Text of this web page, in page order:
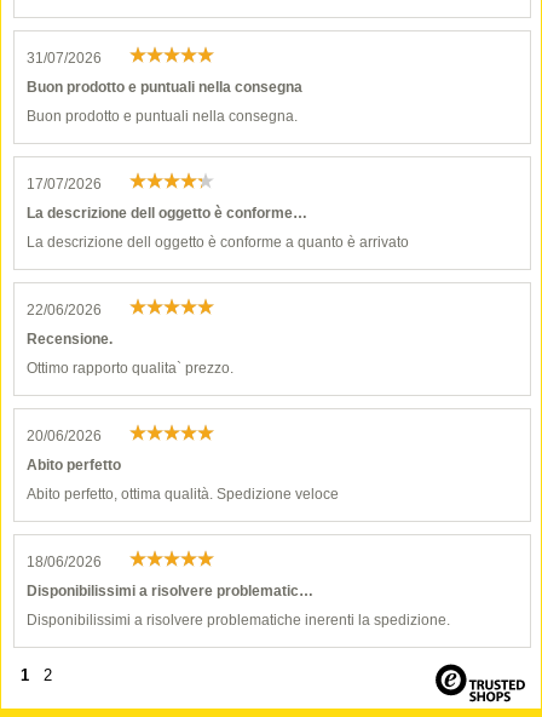
31/07/2026
Buon prodotto e puntuali nella consegna
Buon prodotto e puntuali nella consegna.
17/07/2026
La descrizione dell oggetto è conforme…
La descrizione dell oggetto è conforme a quanto è arrivato
22/06/2026
Recensione.
Ottimo rapporto qualita` prezzo.
20/06/2026
Abito perfetto
Abito perfetto, ottima qualità. Spedizione veloce
18/06/2026
Disponibilissimi a risolvere problematic…
Disponibilissimi a risolvere problematiche inerenti la spedizione.
1 2